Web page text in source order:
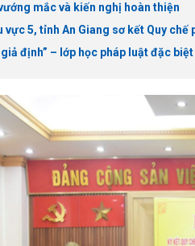
mắc và kiến nghị hoàn thiện
vực 5, tỉnh An Giang sơ kết Quy chế
định” – lớp học pháp luật đặc